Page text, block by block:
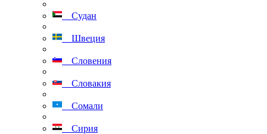
Судан
Швеция
Словения
Словакия
Сомали
Сирия